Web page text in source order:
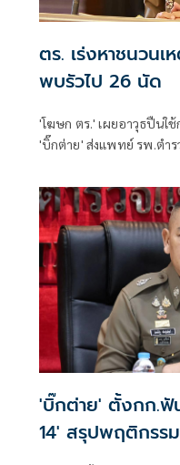
ตร. เร่งหาชนวน
พบรัวไป 26 นัด
'โฆษก ตร.' เผยอาวุธปืนใช้
'บิ๊กต่าย' ส่งแพทย์ รพ.ตำ
'บิ๊กต่าย' ตั้งกก.ฟั
14' สรุปพฤติกรร